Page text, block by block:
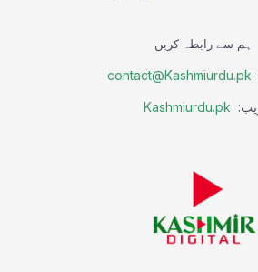
ہم سے رابطہ کریں
contact@Kashmiurdu.pk
Kashmiurdu.pk